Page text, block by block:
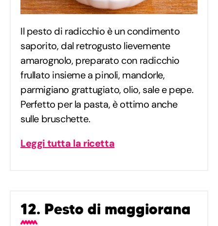
Il pesto di radicchio è un condimento
saporito, dal retrogusto lievemente
amarognolo, preparato con radicchio
frullato insieme a pinoli, mandorle,
parmigiano grattugiato, olio, sale e pepe.
Perfetto per la pasta, è ottimo anche
sulle bruschette.
Leggi tutta la ricetta
12. Pesto di maggiorana